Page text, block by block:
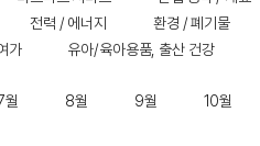
전력 / 에너지 환경 / 폐기물
가 유아/육아용품, 출산 건강
월 8월 9월 10월